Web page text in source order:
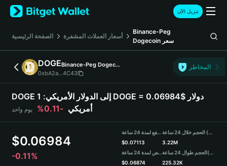
English
日本語
Русский
Español (Latinoamérica)
Türkçe
Deutsch
简体中文
Português (Portugal)
Bahasa Indonesia
تنزيل الآن
الصفحة الرئيسية أسعار العملات المشفرة
Binance-Peg
Dogecoin سعر
DOGE
Binance-Peg Dogecoin
0xbA2a...4C43
المخاطر
DOGE إلى الدولار الأمريكي: 1 DOGE = 0.06984$ دولار
أمريكي -0.11% يوم واحد
$0.06984
-0.11%
مرتفع لمدة 24 ساعة
$0.07113
منخفض لمدة 24 ساعة
$0.06874
الحجم خلال 24 ساعة (DOGE)
3.22M
الحجم طوال 24 ساعة(USDT)
225.32K